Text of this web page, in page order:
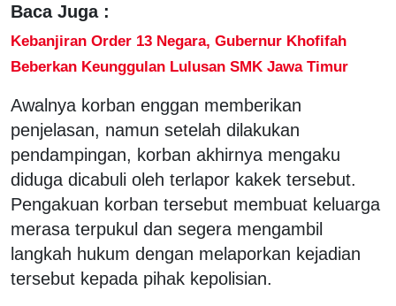
Baca Juga :
Kebanjiran Order 13 Negara, Gubernur Khofifah
Beberkan Keunggulan Lulusan SMK Jawa Timur
Awalnya korban enggan memberikan
penjelasan, namun setelah dilakukan
pendampingan, korban akhirnya mengaku
diduga dicabuli oleh terlapor kakek tersebut.
Pengakuan korban tersebut membuat keluarga
merasa terpukul dan segera mengambil
langkah hukum dengan melaporkan kejadian
tersebut kepada pihak kepolisian.